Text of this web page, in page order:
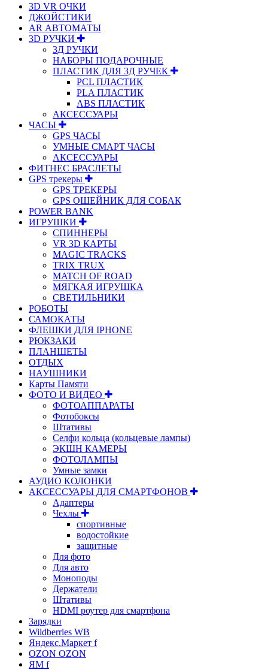
3D VR ОЧКИ
ДЖОЙСТИКИ
АR АВТОМАТЫ
3D РУЧКИ
3Д РУЧКИ
НАБОРЫ ПОДАРОЧНЫЕ
ПЛАСТИК ДЛЯ 3Д РУЧЕК
PCL ПЛАСТИК
PLA ПЛАСТИК
ABS ПЛАСТИК
АКСЕССУАРЫ
ЧАСЫ
GPS ЧАСЫ
УМНЫЕ СМАРТ ЧАСЫ
АКСЕССУАРЫ
ФИТНЕС БРАСЛЕТЫ
GPS трекеры
GPS ТРЕКЕРЫ
GPS ОШЕЙНИК ДЛЯ СОБАК
POWER BANK
ИГРУШКИ
СПИННЕРЫ
VR 3D КАРТЫ
MAGIC TRACKS
TRIX TRUX
MATCH OF ROAD
МЯГКАЯ ИГРУШКА
СВЕТИЛЬНИКИ
РОБОТЫ
САМОКАТЫ
ФЛЕШКИ ДЛЯ IPHONE
РЮКЗАКИ
ПЛАНШЕТЫ
ОТДЫХ
НАУШНИКИ
Карты Памяти
ФОТО И ВИДЕО
ФОТОАППАРАТЫ
Фотобоксы
Штативы
Селфи кольца (кольцевые лампы)
ЭКШН КАМЕРЫ
ФОТОЛАМПЫ
Умные замки
АУДИО КОЛОНКИ
АКСЕССУАРЫ ДЛЯ СМАРТФОНОВ
Адаптеры
Чехлы
спортивные
водостойкие
защитные
Для фото
Для авто
Моноподы
Держатели
Штативы
HDMI роутер для смартфона
Зарядки
Wildberries WB
Яндекс.Маркет f
OZON OZON
ЯМ f